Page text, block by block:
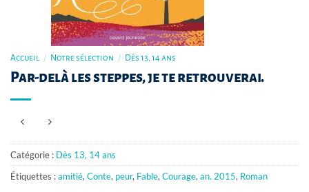
Accueil / Notre sélection / Dès 13, 14 ans
Par-delà les steppes, je te retrouverai.
Catégorie : Dès 13, 14 ans
Étiquettes :amitié,Conte, peur, Fable,Courage,an. 2015, Roman